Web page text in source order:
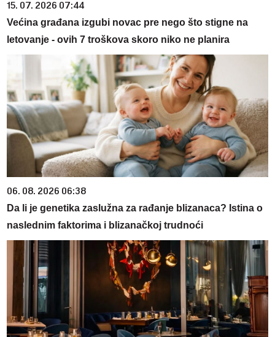
15. 07. 2026 07:44
Većina građana izgubi novac pre nego što stigne na
letovanje - ovih 7 troškova skoro niko ne planira
06. 08. 2026 06:38
Da li je genetika zaslužna za rađanje blizanaca? Istina o
naslednim faktorima i blizanačkoj trudnoći